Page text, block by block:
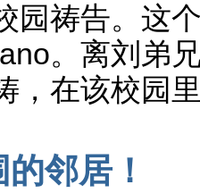
园祷告。这
。离刘弟
，在该校园
邻居！